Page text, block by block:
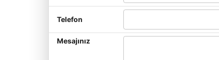
Telefon
Mesajınız